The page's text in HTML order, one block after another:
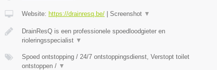
Website: https://drainresq.be/ | Screenshot ▼
DrainResQ is een professionele spoedloodgieter en
rioleringsspecialist ▼
Spoed ontstopping / 24/7 ontstoppingsdienst, Verstopt toilet
ontstoppen / ▼